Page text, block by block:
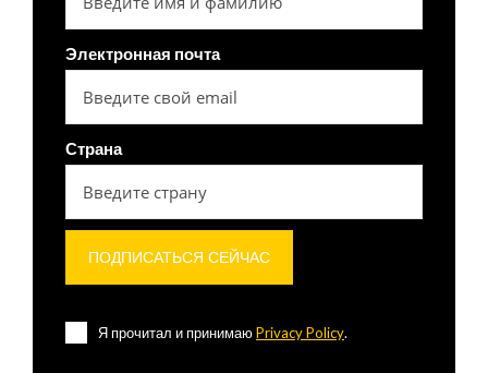
Электронная почта
Страна
Я прочитал и принимаюPrivacy Policy.